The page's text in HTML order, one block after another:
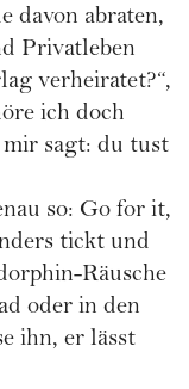
davon abraten,
Privatleben
verheiratet?“,
ich doch
sagt: du tust
so: Go for it,
tickt und
Räusche
oder in den
ihn, er lässt